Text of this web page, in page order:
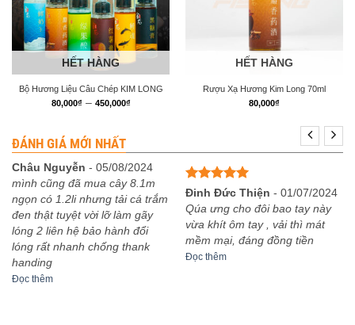
HẾT HÀNG
Bộ Hương Liệu Câu Chép KIM LONG
80,000₫ – 450,000₫Khoảng
450,000₫
HẾT HÀNG
Rượu Xạ Hương Kim Long 70ml
80,000₫
ĐÁNH GIÁ MỚI NHẤT
Châu Nguyễn - 05/08/2024
mình cũng đã mua cây 8.1m
ngọn có 1.2li nhưng tải cá trắm
đen thật tuyệt vời lỡ làm gãy
lóng 2 liên hệ bảo hành đổi
lóng rất nhanh chống thank
handing
Đọc thêm
Được xếp
hạng
sao
Đinh Đức Thiện - 01/07/2024
Qúa ưng cho đôi bao tay này
vừa khít ôm tay , vải thì mát
mềm mại, đáng đồng tiền
Đọc thêm